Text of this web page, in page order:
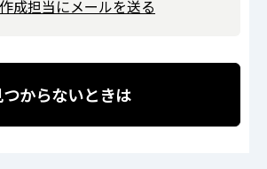
成担当にメールを送る
からないときは